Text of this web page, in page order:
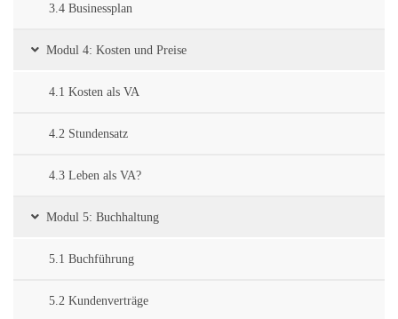
3.4 Businessplan
Modul 4: Kosten und Preise
4.1 Kosten als VA
4.2 Stundensatz
4.3 Leben als VA?
Modul 5: Buchhaltung
5.1 Buchführung
5.2 Kundenverträge